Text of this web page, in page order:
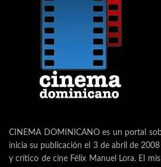
CINEMA DOMINICANO es un portal
inicia su publicación el 3 de abril de
y crítico de cine Félix Manuel Lora. El